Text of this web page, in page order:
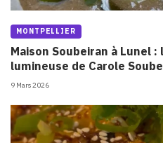
MONTPELLIER
Maison Soubeiran à Lunel
lumineuse de Carole
9 Mars 2026